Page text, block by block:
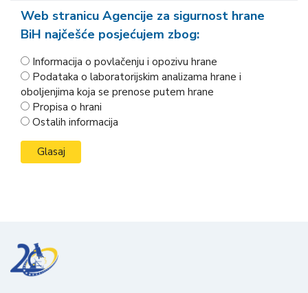
Web stranicu Agencije za sigurnost hrane
BiH najčešće posjećujem zbog:
Informacija o povlačenju i opozivu hrane
Podataka o laboratorijskim analizama hrane i
oboljenjima koja se prenose putem hrane
Propisa o hrani
Ostalih informacija